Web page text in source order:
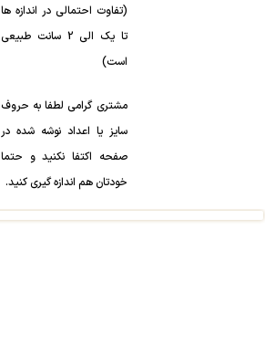
(تفاوت احتمالی در اندازه ها
تا یک الی 2 سانت طبیعی
است)
مشتری گرامی لطفا به حروف
سایز یا اعداد نوشه شده در
صفحه اکتفا نکنید و حتما
خودتان هم اندازه گیری کنید.